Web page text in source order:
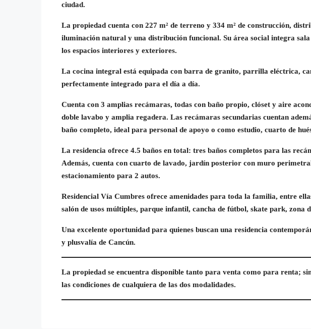
ciudad.
La propiedad cuenta con 227 m² de terreno y 334 m² de construcción,
iluminación natural y una distribución funcional. Su área social integra
los espacios interiores y exteriores.
La cocina integral está equipada con barra de granito, parrilla eléctrica,
perfectamente integrado para el día a día.
Cuenta con 3 amplias recámaras, todas con baño propio, clóset y aire
doble lavabo y amplia regadera. Las recámaras secundarias cuentan
baño completo, ideal para personal de apoyo o como estudio, cuarto de
La residencia ofrece 4.5 baños en total: tres baños completos para las
Además, cuenta con cuarto de lavado, jardín posterior con muro
estacionamiento para 2 autos.
Residencial Vía Cumbres ofrece amenidades para toda la familia, entre
salón de usos múltiples, parque infantil, cancha de fútbol, skate park,
Una excelente oportunidad para quienes buscan una residencia
y plusvalía de Cancún.
La propiedad se encuentra disponible tanto para venta como para renta;
las condiciones de cualquiera de las dos modalidades.